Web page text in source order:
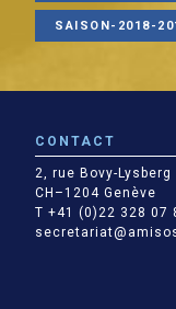
SAISON-2018-
CONTACT
2, rue Bovy-Lysberg
CH–1204 Genève
T +41 (0)22 328 07